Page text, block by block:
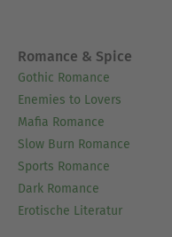
Romance & Spice
Gothic Romance
Enemies to Lovers
Mafia Romance
Slow Burn Romance
Sports Romance
Dark Romance
Erotische Literatur